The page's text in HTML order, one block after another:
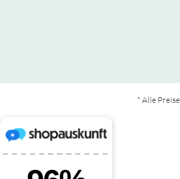
* Alle